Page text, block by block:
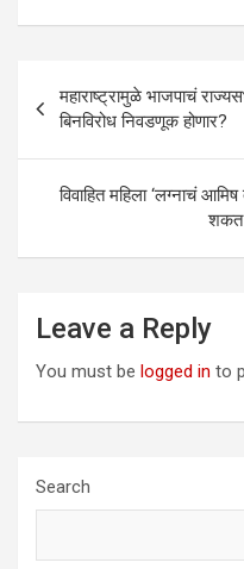
navigation
महाराष्ट्रामुळे भाजपाचं
बिनविरोध निवडणूक होणार?
विवाहित महिला ‘लग्नाचं
शकत
Leave a Reply
You must be logged in to
Search